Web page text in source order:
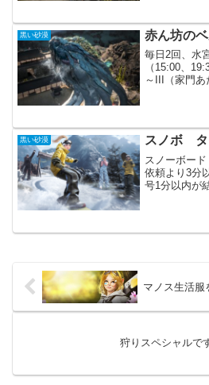
「激励のソ
黒い砂漠 赤ん坊の
毎日2回、水
（15:00、
～III（家門あ
バー...
黒い砂漠 スノボ タ
スノーボー
依頼より3分
号1分以内が
直線では加
マノス生活服
狩りスペシャルで